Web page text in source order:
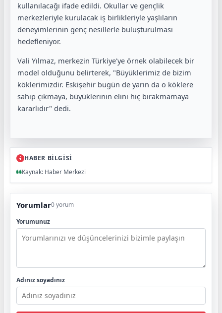
kullanılacağı ifade edildi. Okullar ve gençlik
merkezleriyle kurulacak iş birlikleriyle yaşlıların
deneyimlerinin genç nesillerle buluşturulması
hedefleniyor.
Vali Yılmaz, merkezin Türkiye'ye örnek olabilecek bir
model olduğunu belirterek, "Büyüklerimiz de bizim
köklerimizdir. Eskişehir bugün de yarın da o köklere
sahip çıkmaya, büyüklerinin elini hiç bırakmamaya
kararlıdır" dedi.
HABER BİLGİSİ
Kaynak: Haber Merkezi
Yorumlar0 yorum
Yorumunuz
Adınız soyadınız